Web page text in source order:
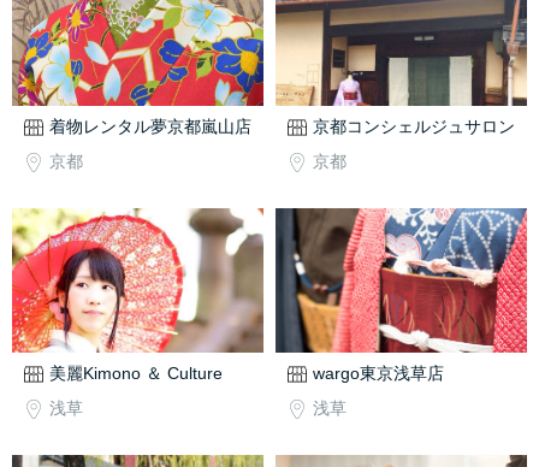
着物レンタル夢京都嵐山店
京都
京都コンシェルジュサロン
京都
美麗Kimono ＆ Culture
浅草
wargo東京浅草店
浅草